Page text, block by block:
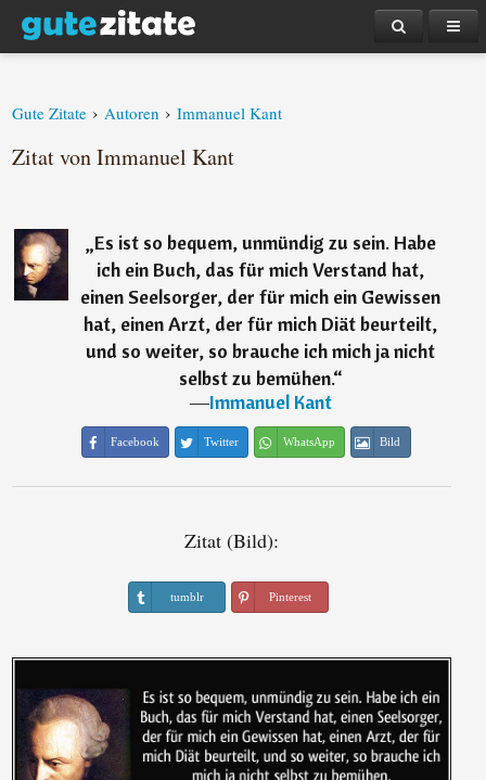
Gute Zitate › Autoren › Immanuel Kant
Zitat von Immanuel Kant
„Es ist so bequem, unmündig zu sein. Habe
ich ein Buch, das für mich Verstand hat,
einen Seelsorger, der für mich ein Gewissen
hat, einen Arzt, der für mich Diät beurteilt,
und so weiter, so brauche ich mich ja nicht
selbst zu bemühen.“
―Immanuel Kant
Facebook Twitter WhatsApp Bild
Zitat (Bild):
tumblr Pinterest